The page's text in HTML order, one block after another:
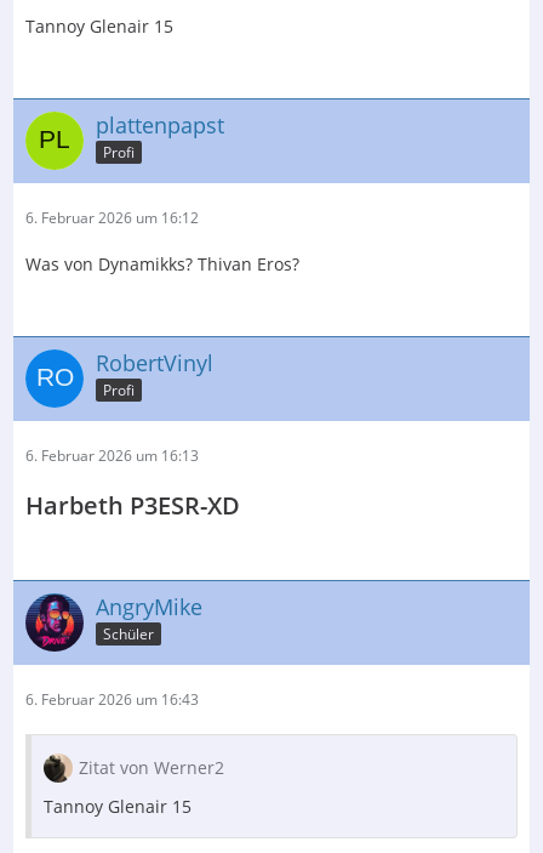
Tannoy Glenair 15
plattenpapst
Profi
6. Februar 2026 um 16:12
Was von Dynamikks? Thivan Eros?
RobertVinyl
Profi
6. Februar 2026 um 16:13
Harbeth P3ESR-XD
AngryMike
Schüler
6. Februar 2026 um 16:43
Zitat von Werner2
Tannoy Glenair 15